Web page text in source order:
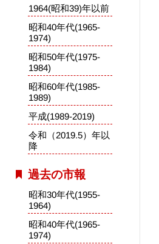
1964(昭和39)年以前
昭和40年代(1965-
1974)
昭和50年代(1975-
1984)
昭和60年代(1985-
1989)
平成(1989-2019)
令和（2019.5）年以
降
過去の市報
昭和30年代(1955-
1964)
昭和40年代(1965-
1974)